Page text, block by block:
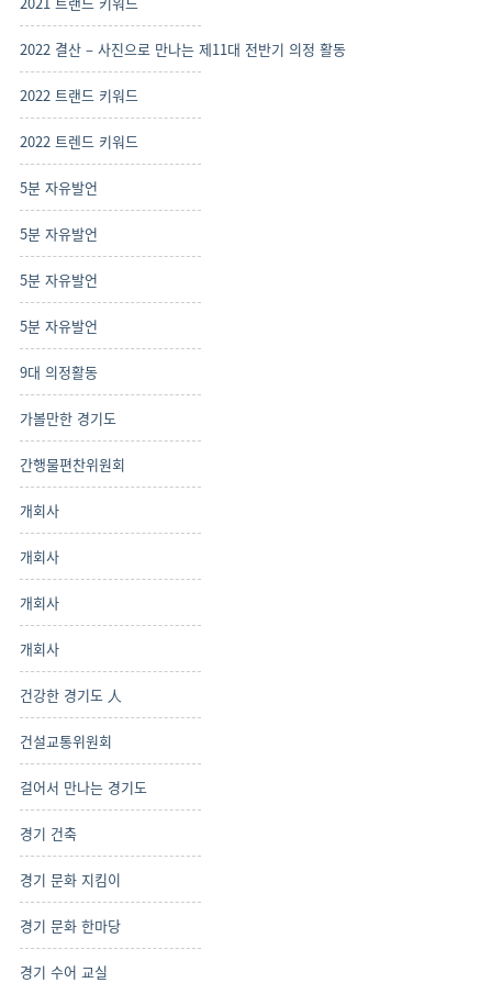
2022 결산 – 사진으로 만나는 제11대 전반기 의정 활동
2022 트랜드 키워드
2022 트렌드 키워드
5분 자유발언
5분 자유발언
5분 자유발언
5분 자유발언
9대 의정활동
가볼만한 경기도
간행물편찬위원회
개회사
개회사
개회사
개회사
건강한 경기도 人
건설교통위원회
걸어서 만나는 경기도
경기 건축
경기 문화 지킴이
경기 문화 한마당
경기 수어 교실